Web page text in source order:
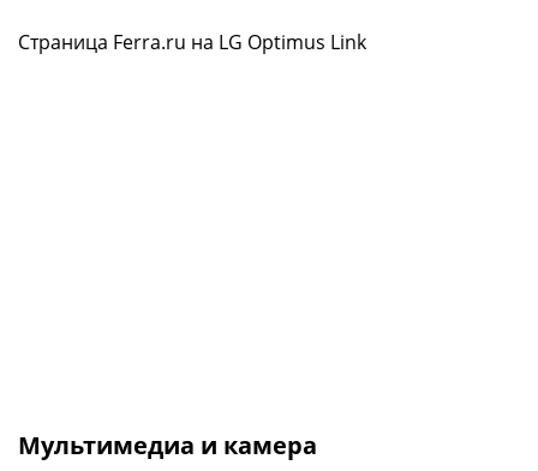
Страница Ferra.ru на LG Optimus Link
Мультимедиа и камера